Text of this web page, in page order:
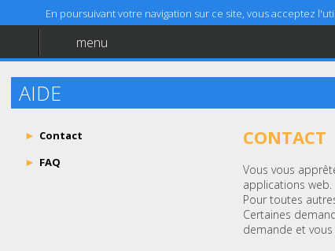
En poursuivant votre navigation sur ce site, vous acceptez
Aide
menu
AIDE
Contact
FAQ
CONTACT
Vous vous
applications web.
Pour toutes
Certaines
demande et